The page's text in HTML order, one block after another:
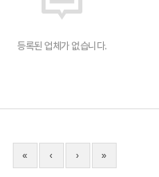
등록된 업체가 없습니다.
« ‹ › »